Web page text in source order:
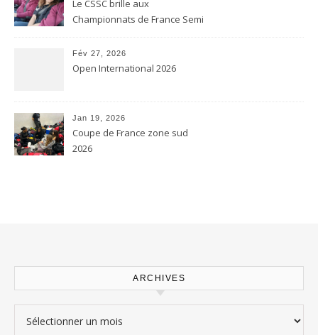
Le CSSC brille aux
Championnats de France Semi
Fév 27, 2026
Open International 2026
Jan 19, 2026
Coupe de France zone sud
2026
ARCHIVES